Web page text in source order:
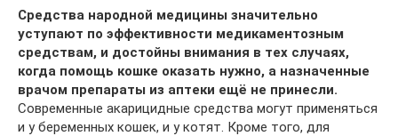
Средства народной медицины значительно
уступают по эффективности медикаментозным
средствам, и достойны внимания в тех случаях,
когда помощь кошке оказать нужно, а назначенные
врачом препараты из аптеки ещё не принесли.
Современные акарицидные средства могут применяться
и у беременных кошек, и у котят. Кроме того, для